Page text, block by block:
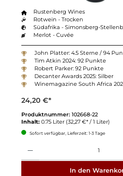
Rustenberg Wines
Rotwein - Trocken
Südafrika - Simonsberg-
Merlot - Cuvée
John Platter: 4.5 Sterne / 94
Tim Atkin 2024: 92 Punkte
Robert Parker: 92 Punkte
Decanter Awards 2025: Silber
Winemagazine South Africa
24,20 €*
Produktnummer: 102668-22
Inhalt: 0.75 Liter (32,27 €* / 1 Liter)
Sofort verfügbar, Lieferzeit: 1-3 Tage
In den